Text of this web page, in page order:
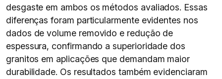
desgaste em ambos os métodos avaliados. Essas
diferenças foram particularmente evidentes nos
dados de volume removido e redução de
espessura, confirmando a superioridade dos
granitos em aplicações que demandam maior
durabilidade. Os resultados também evidenciaram